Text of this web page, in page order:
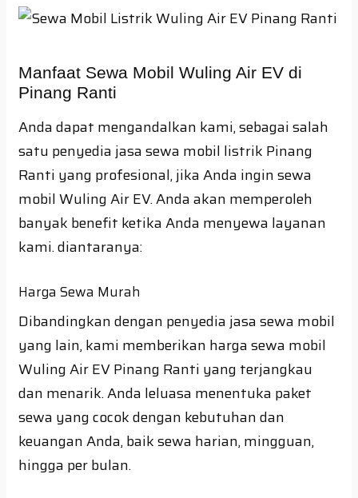
Manfaat Sewa Mobil Wuling Air EV di
Pinang Ranti
Anda dapat mengandalkan kami, sebagai salah
satu penyedia jasa sewa mobil listrik Pinang
Ranti yang profesional, jika Anda ingin sewa
mobil Wuling Air EV. Anda akan memperoleh
banyak benefit ketika Anda menyewa layanan
kami. diantaranya:
Harga Sewa Murah
Dibandingkan dengan penyedia jasa sewa mobil
yang lain, kami memberikan harga sewa mobil
Wuling Air EV Pinang Ranti yang terjangkau
dan menarik. Anda leluasa menentuka paket
sewa yang cocok dengan kebutuhan dan
keuangan Anda, baik sewa harian, mingguan,
hingga per bulan.